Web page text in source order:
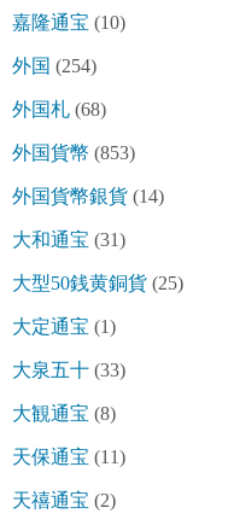
嘉隆通宝 (10)
外国 (254)
外国札 (68)
外国貨幣 (853)
外国貨幣銀貨 (14)
大和通宝 (31)
大型50銭黄銅貨 (25)
大定通宝 (1)
大泉五十 (33)
大観通宝 (8)
天保通宝 (11)
天禧通宝 (2)